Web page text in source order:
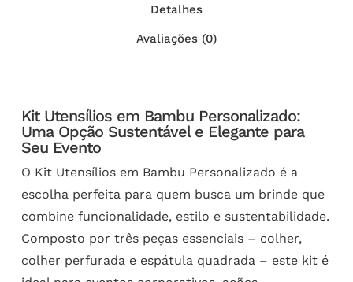
Detalhes
Avaliações (0)
Kit Utensílios em Bambu Personalizado:
Uma Opção Sustentável e Elegante para
Seu Evento
O Kit Utensílios em Bambu Personalizado é a
escolha perfeita para quem busca um brinde que
combine funcionalidade, estilo e sustentabilidade.
Composto por três peças essenciais – colher,
colher perfurada e espátula quadrada – este kit é